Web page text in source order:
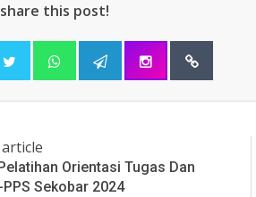
this post!
Orientasi Tugas Dan
PPS Sekobar 2024